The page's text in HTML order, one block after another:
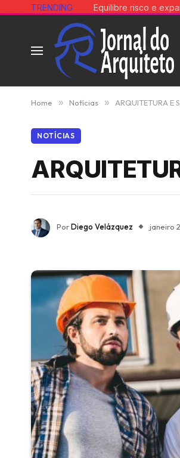
TRENDING
Home » Notícias » ARQUITETURA E
NOTÍCIAS
PorDiego Velázquez janeiro